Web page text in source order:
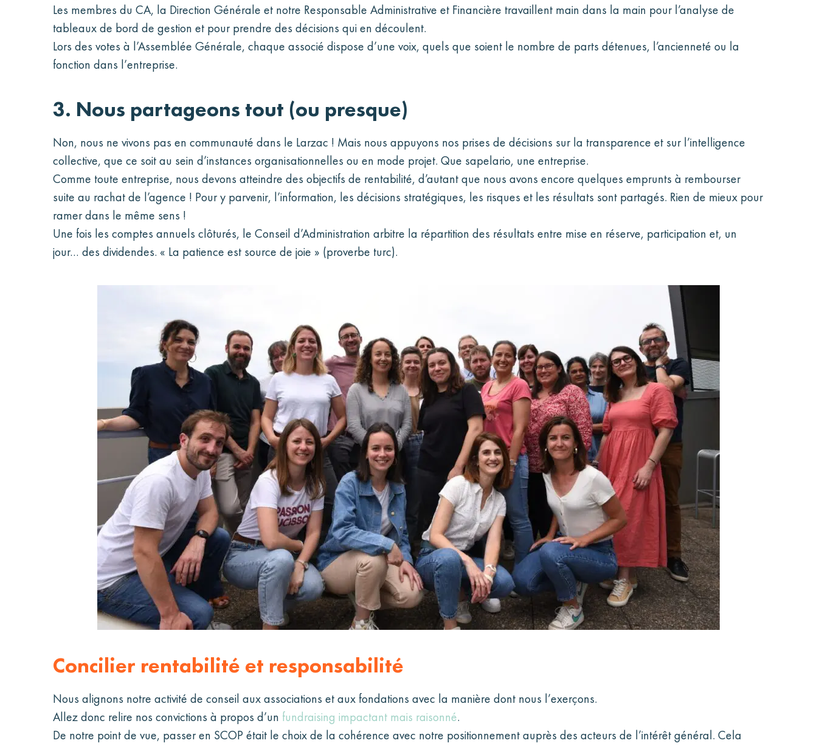
Les membres du CA, la Direction Générale et notre Responsable Administrative et Financière travaillent main dans la main pour l’analyse de
tableaux de bord de gestion et pour prendre des décisions qui en découlent.
Lors des votes à l’Assemblée Générale, chaque associé dispose d’une voix, quels que soient le nombre de parts détenues, l’ancienneté ou la
fonction dans l’entreprise.
3. Nous partageons tout (ou presque)
Non, nous ne vivons pas en communauté dans le Larzac ! Mais nous appuyons nos prises de décisions sur la transparence et sur l’intelligence
collective, que ce soit au sein d’instances organisationnelles ou en mode projet. Que sapelario, une entreprise.
Comme toute entreprise, nous devons atteindre des objectifs de rentabilité, d’autant que nous avons encore quelques emprunts à rembourser
suite au rachat de l’agence ! Pour y parvenir, l’information, les décisions stratégiques, les risques et les résultats sont partagés. Rien de mieux pour
ramer dans le même sens !
Une fois les comptes annuels clôturés, le Conseil d’Administration arbitre la répartition des résultats entre mise en réserve, participation et, un
jour… des dividendes. « La patience est source de joie » (proverbe turc).
Concilier rentabilité et responsabilité
Nous alignons notre activité de conseil aux associations et aux fondations avec la manière dont nous l’exerçons.
Allez donc relire nos convictions à propos d’un fundraising impactant mais raisonné.
De notre point de vue, passer en SCOP était le choix de la cohérence avec notre positionnement auprès des acteurs de l’intérêt général. Cela